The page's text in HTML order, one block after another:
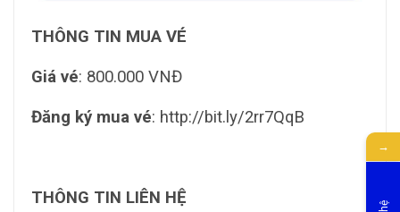
THÔNG TIN MUA VÉ
Giá vé: 800.000 VNĐ
Đăng ký mua vé: http://bit.ly/2rr7QqB
THÔNG TIN LIÊN HỆ
→